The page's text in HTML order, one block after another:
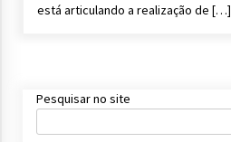
está articulando a realização de […]
Pesquisar no site